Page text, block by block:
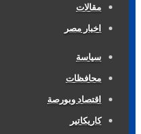
مقالات
اخبار مصر
سياسة
محافظات
اقتصاد وبورصة
كاريكاتير